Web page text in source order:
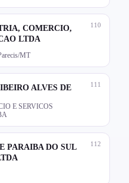
110
COMERCIO,
LTDA
MT
111
ALVES DE
E SERVICOS
112
PARAIBA DO SUL